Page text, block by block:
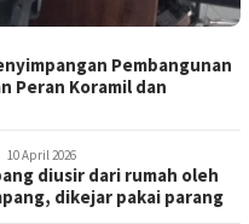
Pembangunan
Peran Koramil dan
10 April 2026
diusir dari rumah oleh
dikejar pakai parang